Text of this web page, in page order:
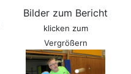
Bilder zum Bericht
klicken zum
Vergrößern